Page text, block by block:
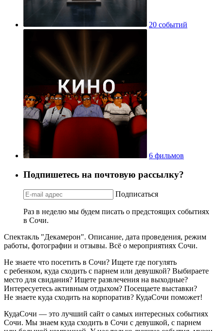
20 событий
6 фильмов
Подпишетесь на почтовую рассылку?
Подписаться
Раз в неделю мы будем писать о предстоящих событиях
в Сочи.
Спектакль "Декамерон". Описание, дата проведения, режим
работы, фотографии и отзывы. Всё о мероприятиях Сочи.
Не знаете что посетить в Сочи? Ищете где погулять
с ребенком, куда сходить с парнем или девушкой? Выбираете
место для свидания? Ищете развлечения на выходные?
Интересуетесь активным отдыхом? Посещаете выставки?
Не знаете куда сходить на корпоратив? КудаСочи поможет!
КудаСочи — это лучший сайт о самых интересных событиях
Сочи. Мы знаем куда сходить в Сочи с девушкой, с парнем